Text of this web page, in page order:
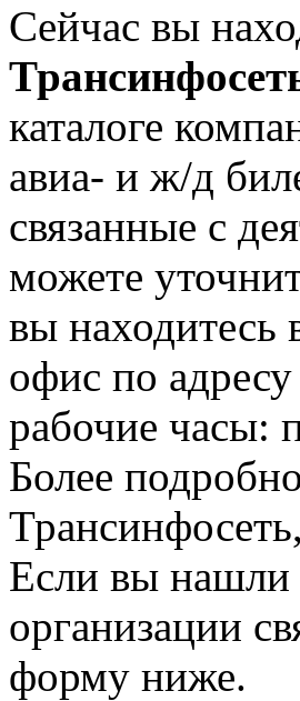
Сейчас вы
каталоге
авиа- и ж/д
связанные с
можете
вы находитесь
офис по
рабочие часы:
Более
Если вы нашли
организации
форму ниже.